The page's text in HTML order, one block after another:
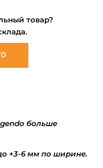
товар?
больше
+3-6 мм по ширине.